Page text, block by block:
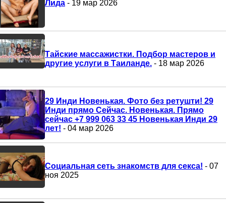
Лида - 19 мар 2026
Тайские массажистки. Подбор мастеров и
другие услуги в Таиланде. - 18 мар 2026
29 Инди Новенькая. Фото без ретушти! 29
Инди прямо Сейчас. Новенькая. Прямо
сейчас +7 999 063 33 45 Новенькая Инди 29
лет! - 04 мар 2026
Социальная сеть знакомств для секса! - 07
ноя 2025